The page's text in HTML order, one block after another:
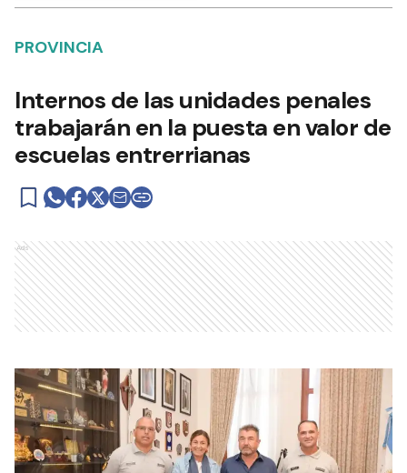
PROVINCIA
Internos de las unidades penales
trabajarán en la puesta en valor de
escuelas entrerrianas
Ads